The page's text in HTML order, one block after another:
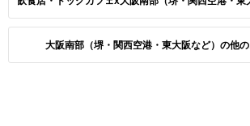
大阪南部（堺・関西空港・東大阪など）の他